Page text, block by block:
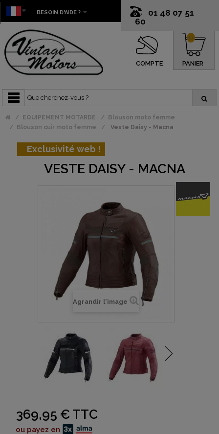
01 48 07 51
60
BESOIN D'AIDE ?
COMPTE PANIER
0
EQUIPEMENT MOTARDE
Blouson moto femme
Blouson cuir moto femme
Veste Daisy - Macna
Exclusivité web !
VESTE DAISY - MACNA
Agrandir l'image
369,95 € TTC
ou payez en